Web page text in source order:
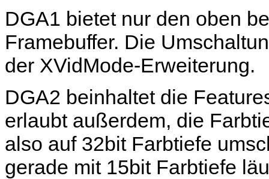
DGA1 bietet nur den oben
Framebuffer. Die
der XVidMode-Erweiterung.
DGA2 beinhaltet die
erlaubt außerdem, die
also auf 32bit Farbtiefe
gerade mit 15bit Farbtiefe